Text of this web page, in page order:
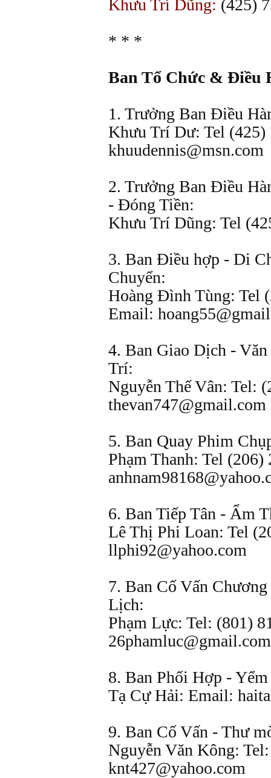
Khưu Trí Dũng: (425)
* * *
Ban Tổ Chức & Điều
1. Trưởng Ban Điều
Khưu Trí Dư: Tel (425)
khuudennis@msn.com
2. Trưởng Ban Điều
- Đóng Tiền:
Khưu Trí Dũng: Tel
3. Ban Điều hợp - Di
Chuyển:
Hoàng Đình Tùng: Tel
Email:
4. Ban Giao Dịch -
Trí:
Nguyễn Thế Vân: Tel:
thevan747@gmail.com
5. Ban Quay Phim
Phạm Thanh: Tel
6. Ban Tiếp Tân - Ẩm
Lê Thị Phi Loan: Tel
llphi92@yahoo.com
7. Ban Cố Vấn
Lịch:
Phạm Lực: Tel: (801)
26phamluc@gmail.com
8. Ban Phối Hợp -
Tạ Cự Hải: Email:
9. Ban Cố Vấn - Thư
Nguyễn Văn Kông:
knt427@yahoo.com